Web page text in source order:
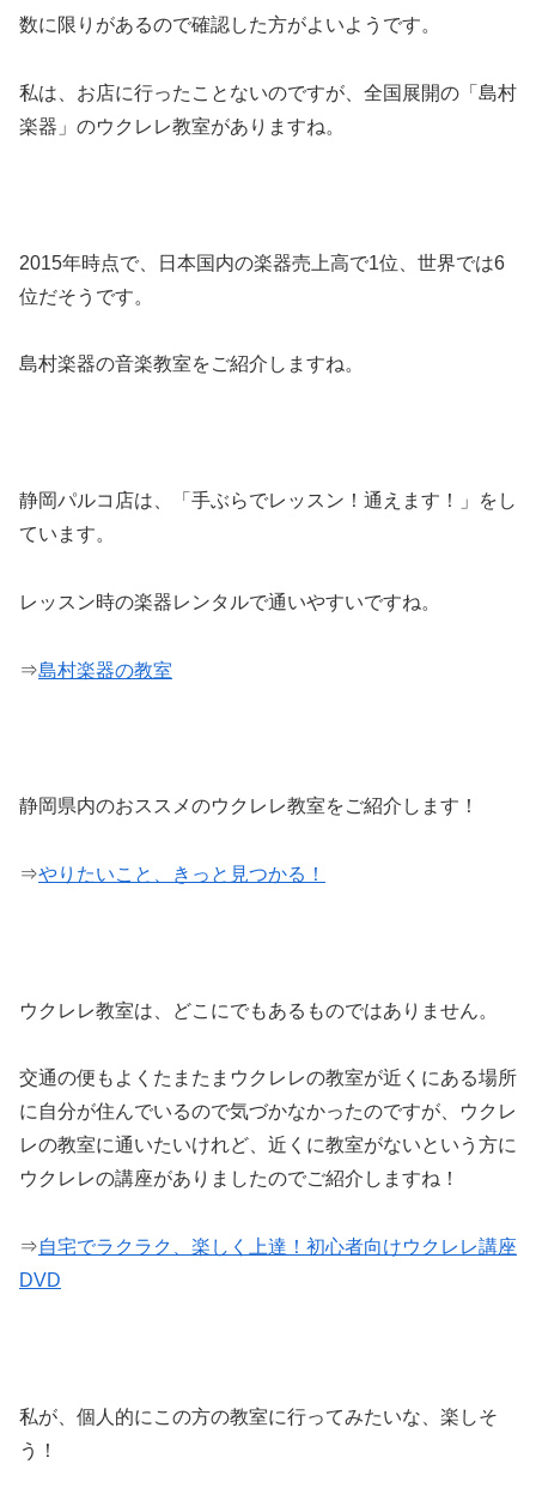
数に限りがあるので確認した方がよいようです。
私は、お店に行ったことないのですが、全国展開の「島村
楽器」のウクレレ教室がありますね。
2015年時点で、日本国内の楽器売上高で1位、世界では6
位だそうです。
島村楽器の音楽教室をご紹介しますね。
静岡パルコ店は、「手ぶらでレッスン！通えます！」をし
ています。
レッスン時の楽器レンタルで通いやすいですね。
⇒島村楽器の教室
静岡県内のおススメのウクレレ教室をご紹介します！
⇒やりたいこと、きっと見つかる！
ウクレレ教室は、どこにでもあるものではありません。
交通の便もよくたまたまウクレレの教室が近くにある場所
に自分が住んでいるので気づかなかったのですが、ウクレ
レの教室に通いたいけれど、近くに教室がないという方に
ウクレレの講座がありましたのでご紹介しますね！
⇒自宅でラクラク、楽しく上達！初心者向けウクレレ講座
DVD
私が、個人的にこの方の教室に行ってみたいな、楽しそ
う！